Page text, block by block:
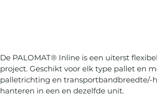
De PALOMAT® Inline is een uiterst
project. Geschikt voor elk type pallet en
palletrichting en transportbandbreedte/-
hanteren in een en dezelfde unit.